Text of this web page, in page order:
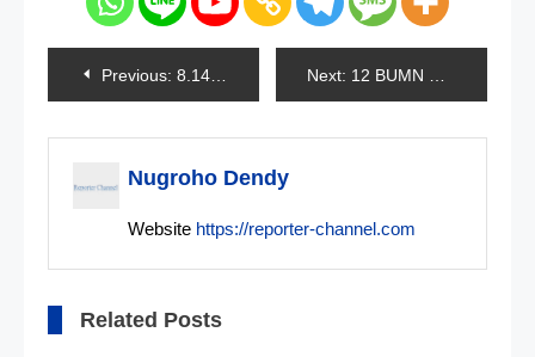
Navigasi
pos
Previous: 8.142 Jiwa Terkena Banjir Dan Longsor Di Aceh Selatan Next: 12 BUMN Buka Program Rekrutmen Pegawai
Nugroho Dendy
Website https://reporter-channel.com
Related Posts